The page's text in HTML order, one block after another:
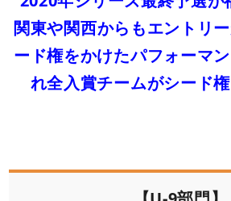
関東や関西からもエントリ
ード権をかけたパフォーマ
れ全入賞チームがシード権